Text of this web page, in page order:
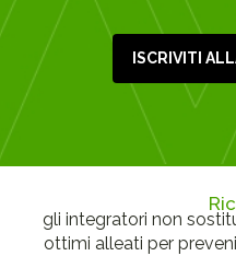
ISCRIVITI
gli integratori non
ottimi alleati per